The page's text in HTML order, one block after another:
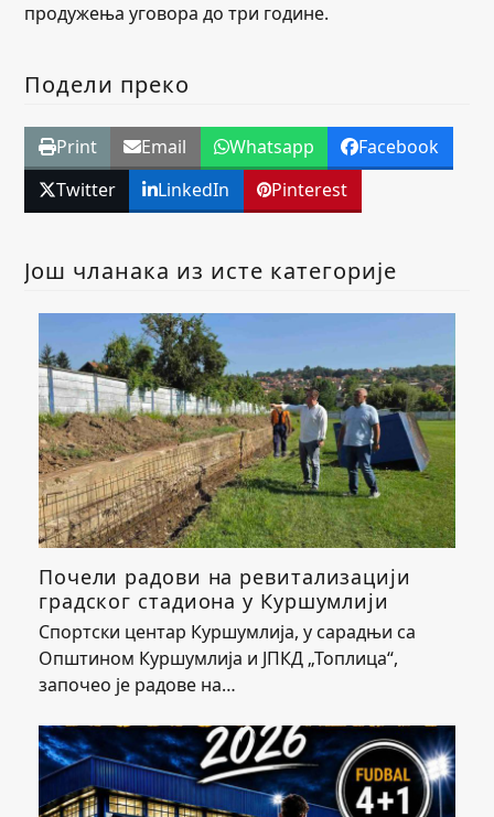
продужења уговора до три године.
Подели преко
Print Email Whatsapp
Facebook
Twitter
LinkedIn Pinterest
Још чланака из исте категорије
Почели радови на ревитализацији
градског стадиона у Куршумлији
Спортски центар Куршумлија, у сарадњи са
Општином Куршумлија и ЈПКД „Топлица“,
започео је радове на…